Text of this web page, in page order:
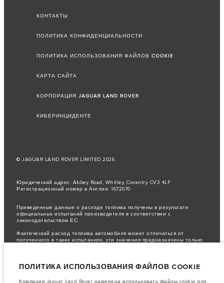
КОНТАКТЫ
ПОЛИТИКА КОНФИДЕНЦИАЛЬНОСТИ
ПОЛИТИКА ИСПОЛЬЗОВАНИЯ ФАЙЛОВ COOKIE
КАРТА САЙТА
КОРПОРАЦИЯ JAGUAR LAND ROVER
КИБЕРИНЦИДЕНТЕ
© JAGUAR LAND ROVER LIMITED 2026
Юридический адрес: Abbey Road, Whitley, Coventry CV3 4LF
Регистрационный номер в Англии: 1672070
Приведенные данные о расходе топлива получены в результате
официальных испытаний производителя в соответствии с
законодательством ЕС.
Фактический расход топлива автомобиля может отличаться от
полученного в таких испытаниях, эти значения предназначены только
настоящее время в мире наблюдается дефицит полупроводников,
транспортных средств, доступность опционального оборудования и
ПОЛИТИКА ИСПОЛЬЗОВАНИЯ ФАЙЛОВ COOKIE
Компания Jaguar Land Rover намерена использовать файлы cookie для